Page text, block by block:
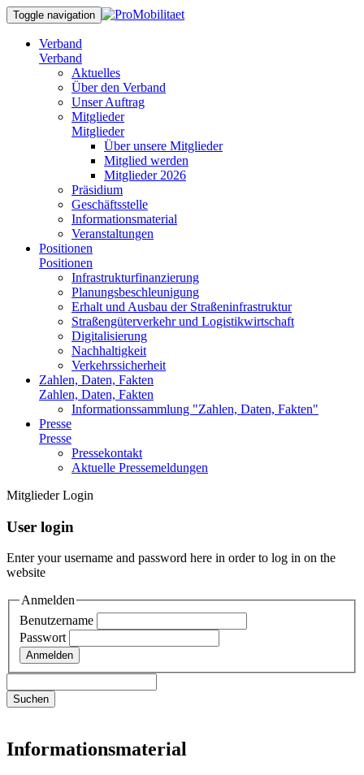
Toggle navigation
Verband
Verband
Aktuelles
Über den Verband
Unser Auftrag
Mitglieder
Mitglieder
Über unsere Mitglieder
Mitglied werden
Mitglieder 2026
Präsidium
Geschäftsstelle
Informationsmaterial
Veranstaltungen
Positionen
Positionen
Infrastrukturfinanzierung
Planungsbeschleunigung
Erhalt und Ausbau der Straßeninfrastruktur
Straßengüterverkehr und Logistikwirtschaft
Digitalisierung
Nachhaltigkeit
Verkehrssicherheit
Zahlen, Daten, Fakten
Zahlen, Daten, Fakten
Informationssammlung "Zahlen, Daten, Fakten"
Presse
Presse
Pressekontakt
Aktuelle Pressemeldungen
Mitglieder Login
User login
Enter your username and password here in order to log in on the
website
Anmelden
Benutzername
Passwort
Informationsmaterial